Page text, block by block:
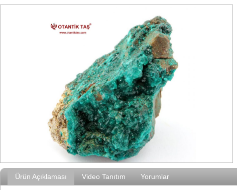
Ürün Açıklaması Video Tanıtım Yorumlar